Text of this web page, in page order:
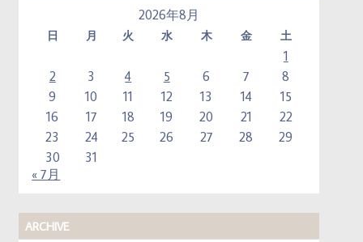
2026年8月
日 月 火 水 木 金 土
1
2
3 4 5 6 7
8
9
10 11 12 13 14
15
16
17 18 19 20 21
22
23
24 25 26 27 28
29
30
31
« 7月
ARCHIVE